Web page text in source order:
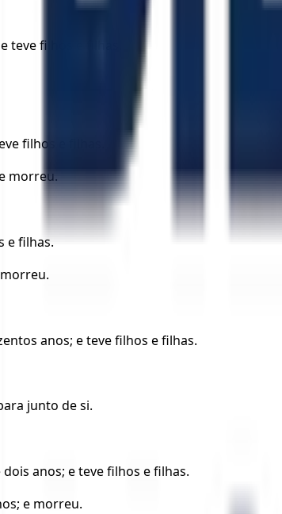
teve filhos e filhas.
filhos e filhas.
morreu.
e filhas.
anos; e teve filhos e filhas.
junto de si.
anos; e teve filhos e filhas.
e morreu.